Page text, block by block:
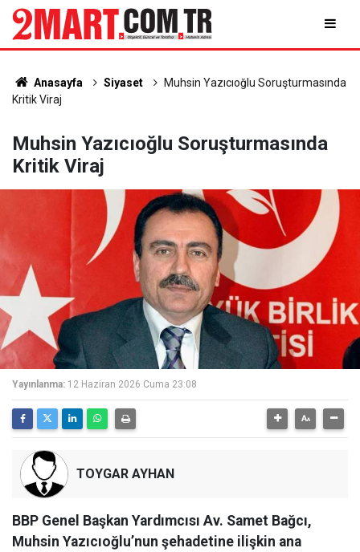
Anasayfa Siyaset
Muhsin Yazıcıoğlu Soruşturmasında
Kritik Viraj
Muhsin Yazıcıoğlu Soruşturmasında
Kritik Viraj
Yayınlanma: 12 Haziran 2026 Cuma 23:08
TOYGAR AYHAN
BBP Genel Başkan Yardımcısı Av. Samet Bağcı,
Muhsin Yazıcıoğlu’nun şehadetine ilişkin ana